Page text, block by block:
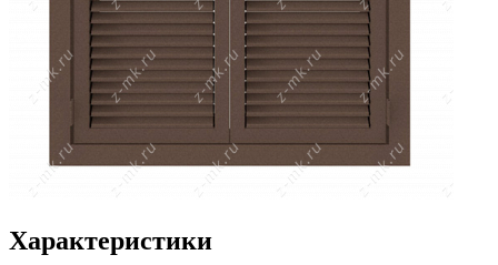
Характеристики